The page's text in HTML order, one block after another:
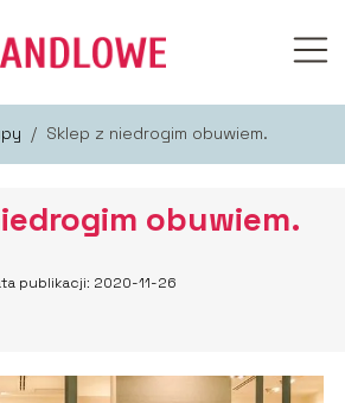
/ Sklep z niedrogim obuwiem.
obuwiem.
publikacji: 2020-11-26